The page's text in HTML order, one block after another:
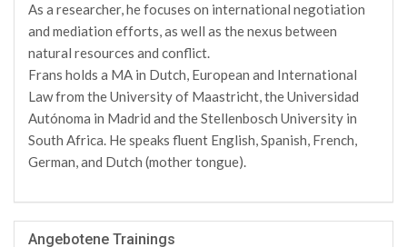
As a researcher, he focuses on international negotiation
and mediation efforts, as well as the nexus between
natural resources and conflict.
Frans holds a MA in Dutch, European and International
Law from the University of Maastricht, the Universidad
Autónoma in Madrid and the Stellenbosch University in
South Africa. He speaks fluent English, Spanish, French,
German, and Dutch (mother tongue).
Angebotene Trainings